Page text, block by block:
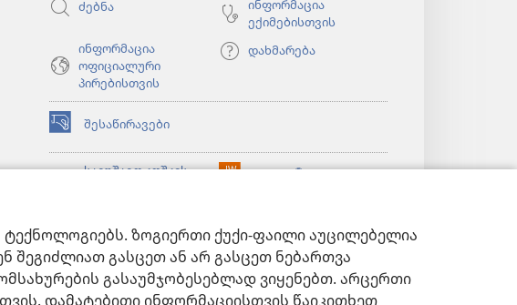
ტექნოლოგიებს. ზოგიერთი ქუქი-ფაილი აუცილებელია
შეგიძლიათ გასცეთ ან არ გასცეთ ნებართვა
გასაუმჯობესებლად ვიყენებთ. არცერთი
დამატებითი ინფორმაციისთვის წაიკითხეთ
ძებნა
ინფორმაცია
ექიმებისთვის
ინფორმაცია
ოფიციალური
პირებისთვის
დახმარება
შესაწირავები
(გაიხსნება
ახალი
ფანჯარა)საგუშაგო კოშკის
ფანჯარა)
®
JW ბიბლიოთეკა®
„საგუშაგო კოშკის
ბიბლიოთეკა“